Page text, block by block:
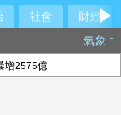
社會
財經
氣象
增2575億